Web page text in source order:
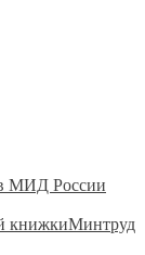
МИД России
Минтруд